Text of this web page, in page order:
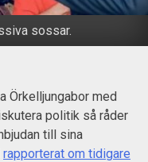
sossar.
Örkelljungabor med
politik så råder
till sina
rapporterat om tidigare